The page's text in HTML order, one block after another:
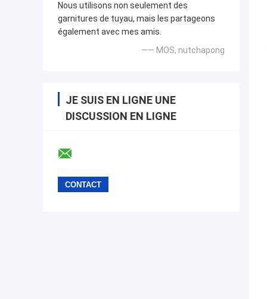
Nous utilisons non seulement des
garnitures de tuyau, mais les partageons
également avec mes amis.
—— MOS, nutchapong
JE SUIS EN LIGNE UNE
DISCUSSION EN LIGNE